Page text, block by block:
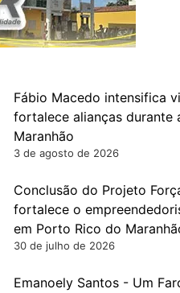
Fábio Macedo intensifica
fortalece alianças durante
Maranhão
3 de agosto de 2026
Conclusão do Projeto
fortalece o
em Porto Rico do
30 de julho de 2026
Emanoely Santos - Um